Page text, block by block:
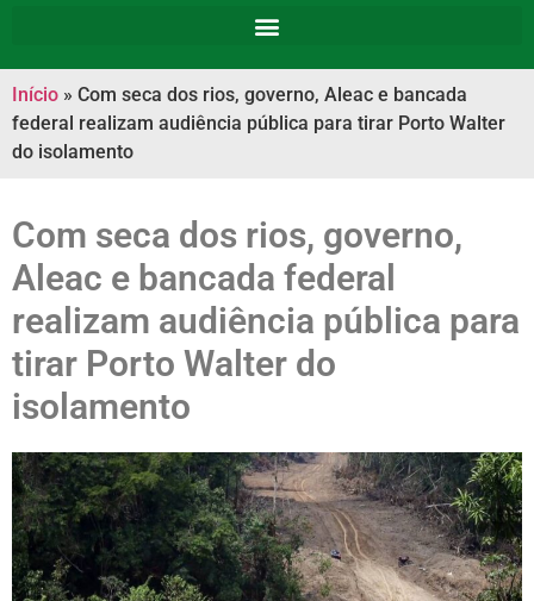
Início » Com seca dos rios, governo, Aleac e bancada
federal realizam audiência pública para tirar Porto Walter
do isolamento
Com seca dos rios, governo,
Aleac e bancada federal
realizam audiência pública para
tirar Porto Walter do
isolamento